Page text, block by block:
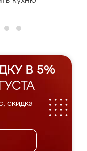
В 5%
скидка